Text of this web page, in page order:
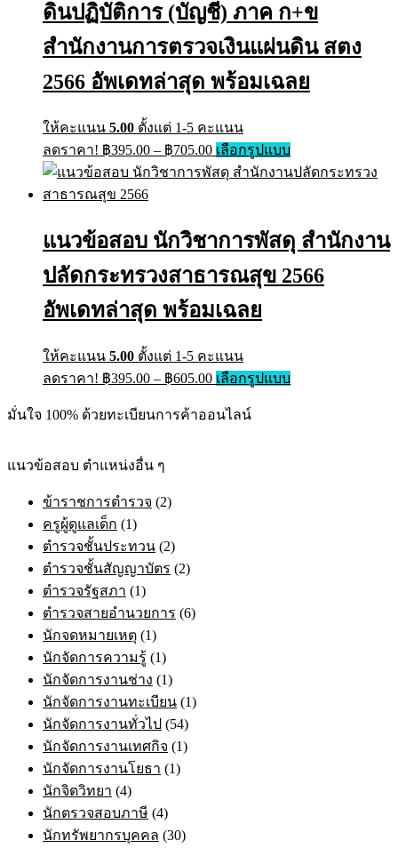
chosen
on
the
product
page
ดินปฏิบัติการ (บัญชี) ภาค ก+ข
สำนักงานการตรวจเงินแผ่นดิน สตง
2566 อัพเดทล่าสุด พร้อมเฉลย
ให้คะแนน 5.00 ตั้งแต่ 1-5 คะแนน
ลดราคา! ฿395.00 – ฿705.00Price
range:
฿395.00
เลือกรูปแบบThis
product
has
options
may
be
chosen
แนวข้อสอบ นักวิชาการพัสดุ สำนักงาน
ปลัดกระทรวงสาธารณสุข 2566
อัพเดทล่าสุด พร้อมเฉลย
ให้คะแนน 5.00 ตั้งแต่ 1-5 คะแนน
ลดราคา! ฿395.00 – ฿605.00Price
range:
฿395.00
เลือกรูปแบบThis
product
มั่นใจ 100% ด้วยทะเบียนการค้าออนไลน์
แนวข้อสอบ ตำแหน่งอื่น ๆ
ข้าราชการตำรวจ (2)
ครูผู้ดูแลเด็ก (1)
ตำรวจชั้นประทวน (2)
ตำรวจชั้นสัญญาบัตร (2)
ตำรวจรัฐสภา (1)
ตำรวจสายอำนวยการ (6)
นักจดหมายเหตุ (1)
นักจัดการความรู้ (1)
นักจัดการงานช่าง (1)
นักจัดการงานทะเบียน (1)
นักจัดการงานทั่วไป (54)
นักจัดการงานเทศกิจ (1)
นักจัดการงานโยธา (1)
นักจิตวิทยา (4)
นักตรวจสอบภาษี (4)
นักทรัพยากรบุคคล (30)